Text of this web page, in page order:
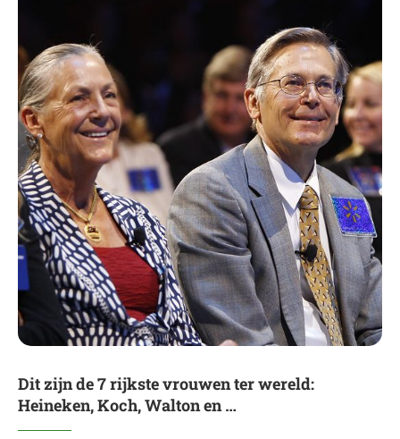
Dit zijn de 7 rijkste vrouwen ter wereld:
Heineken, Koch, Walton en …